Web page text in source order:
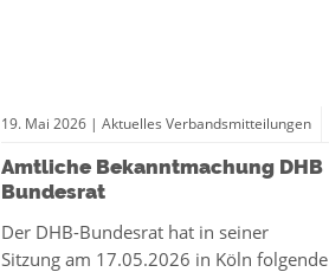
19. Mai 2026 | Aktuelles Verbandsmitteilungen
Amtliche Bekanntmachung DHB
Bundesrat
Der DHB-Bundesrat hat in seiner
Sitzung am 17.05.2026 in Köln folgende